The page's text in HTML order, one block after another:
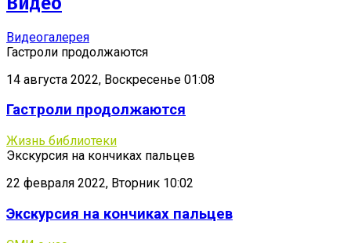
Видеогалерея
Гастроли продолжаются
14 августа 2022, Воскресенье 01:08
Гастроли продолжаются
Жизнь библиотеки
Экскурсия на кончиках пальцев
22 февраля 2022, Вторник 10:02
Экскурсия на кончиках пальцев